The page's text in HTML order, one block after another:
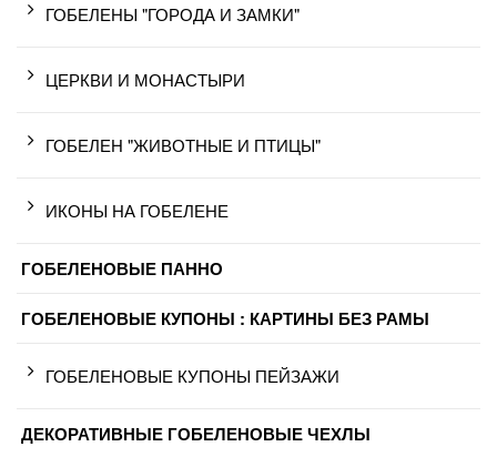
ГОБЕЛЕНЫ "ГОРОДА И ЗАМКИ"
ЦЕРКВИ И МОНАСТЫРИ
ГОБЕЛЕН "ЖИВОТНЫЕ И ПТИЦЫ"
ИКОНЫ НА ГОБЕЛЕНЕ
ГОБЕЛЕНОВЫЕ ПАННО
ГОБЕЛЕНОВЫЕ КУПОНЫ : КАРТИНЫ БЕЗ РАМЫ
ГОБЕЛЕНОВЫЕ КУПОНЫ ПЕЙЗАЖИ
ДЕКОРАТИВНЫЕ ГОБЕЛЕНОВЫЕ ЧЕХЛЫ